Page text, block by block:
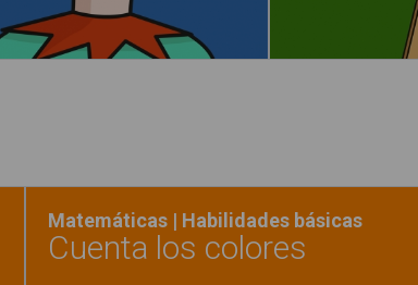
Matemáticas | Habilidades básicas
Cuenta los colores